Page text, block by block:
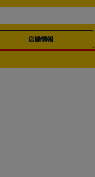
店舗情報